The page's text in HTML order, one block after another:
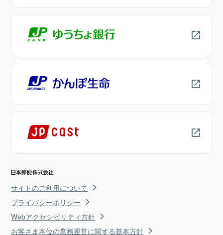
サイトのご利用について
プライバシーポリシー
Webアクセシビリティ方針
お客さま本位の業務運営に関する基本方針